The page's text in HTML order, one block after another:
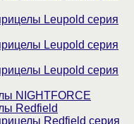
Leupold серия
Leupold серия
Leupold серия
NIGHTFORCE
Redfield
Redfield серия